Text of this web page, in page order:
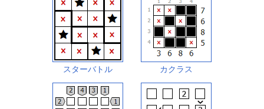
スターバトル カクラス